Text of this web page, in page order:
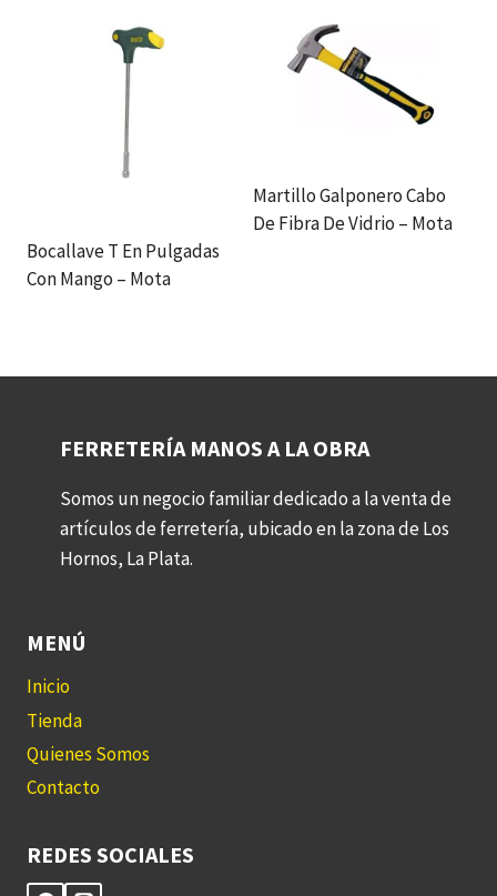
Bocallave T En Pulgadas
Con Mango – Mota
Martillo Galponero Cabo
De Fibra De Vidrio – Mota
FERRETERÍA MANOS A LA OBRA
Somos un negocio familiar dedicado a la venta de
artículos de ferretería, ubicado en la zona de Los
Hornos, La Plata.
MENÚ
Inicio
Tienda
Quienes Somos
Contacto
REDES SOCIALES